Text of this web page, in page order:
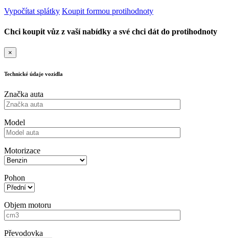
Vypočítat splátky Koupit formou protihodnoty
Chci koupit vůz z vaší nabídky a své chci dát do protihodnoty
×
Technické údaje vozidla
Značka auta
Model
Motorizace
Pohon
Objem motoru
Převodovka